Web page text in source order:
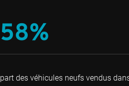
58%
part des véhicules neufs vendus